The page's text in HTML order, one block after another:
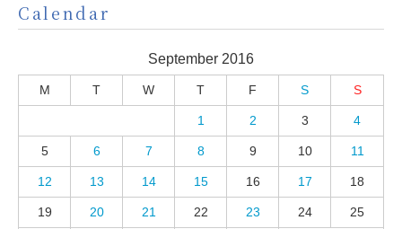
Calendar
September 2016
M T W T F S S
1 2 3 4
5 6 7 8 9 10 11
12 13 14 15 16 17 18
19 20 21 22 23 24 25